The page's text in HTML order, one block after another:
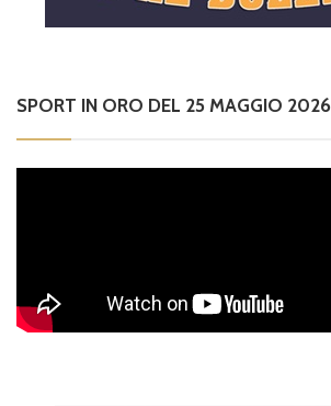
SPORT IN ORO DEL 25 MAGGIO 2026